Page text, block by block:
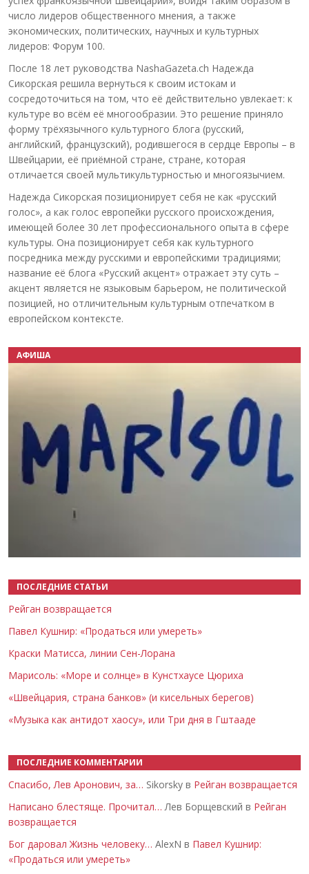
число лидеров общественного мнения, а также
экономических, политических, научных и культурных
лидеров: Форум 100.
После 18 лет руководства NashaGazeta.ch Надежда
Сикорская решила вернуться к своим истокам и
сосредоточиться на том, что её действительно увлекает: к
культуре во всём её многообразии. Это решение приняло
форму трёхязычного культурного блога (русский,
английский, французский), родившегося в сердце Европы – в
Швейцарии, её приёмной стране, стране, которая
отличается своей мультикультурностью и многоязычием.
Надежда Сикорская позиционирует себя не как «русский
голос», а как голос европейки русского происхождения,
имеющей более 30 лет профессионального опыта в сфере
культуры. Она позиционирует себя как культурного
посредника между русскими и европейскими традициями;
название её блога «Русский акцент» отражает эту суть –
акцент является не языковым барьером, не политической
позицией, но отличительным культурным отпечатком в
европейском контексте.
АФИША
ПОСЛЕДНИЕ СТАТЬИ
Рейган возвращается
Павел Кушнир: «Продаться или умереть»
Краски Матисса, линии Сен-Лорана
Марисоль: «Море и солнце» в Кунстхаусе Цюриха
«Швейцария, страна банков» (и кисельных берегов)
«Музыка как антидот хаосу», или Три дня в Гштааде
ПОСЛЕДНИЕ КОММЕНТАРИИ
Спасибо, Лев Аронович, за… Sikorsky в Рейган возвращается
Написано блестяще. Прочитал… Лев Борщевский в Рейган
возвращается
Бог даровал Жизнь человеку… AlexN в Павел Кушнир:
«Продаться или умереть»